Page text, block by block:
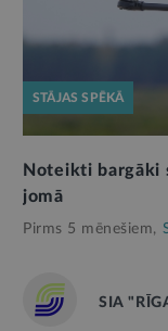
STĀJAS SPĒKĀ
Noteikti bargāki
jomā
Pirms 5 mēnešiem,
SIA